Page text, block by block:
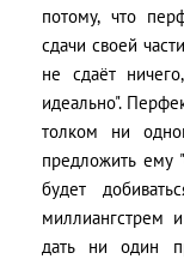
потому, что
сдачи своей
не сдаёт
идеально".
толком ни
предложить ему
будет
миллиангстрем
дать ни один